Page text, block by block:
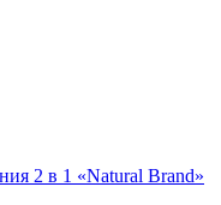
2 в 1 «Natural Brand»